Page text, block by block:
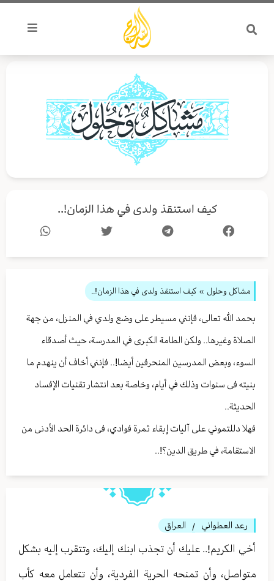
تخطي
المحتوى
کيف استنقذ ولدی في هذا الزمان!..
مشاكل وحلول » کيف استنقذ ولدی في هذا الزمان!..
بحمد الله تعالی، فإنني مسيطر علی وضع ولدي في المنزل، من جهة
الصلاة وغيرها.. ولکن الطامة الکبری في المدرسة، حيث أصدقاء
السوء، وبعض المدرسين المنحرفين أيضا!.. فإنني أخاف أن ينهدم ما
بنيته فی سنوات وذلك في أيام، وخاصة بعد انتشار تقنيات الإفساد
الحديثة..
فهلا دللتموني علی آليات إبقاء ثمرة فوادي، فی دائرة الحد الأدنى من
الاستقامة، في طريق الدين؟!..
رعد العطواني / العراق
أخي الكريم!.. عليك أن تجذب ابنك إليك، وتتقرب إليه بشكل
متواصل، وأن تمنحه الحرية الفردية، وأن تتعامل معه كأب